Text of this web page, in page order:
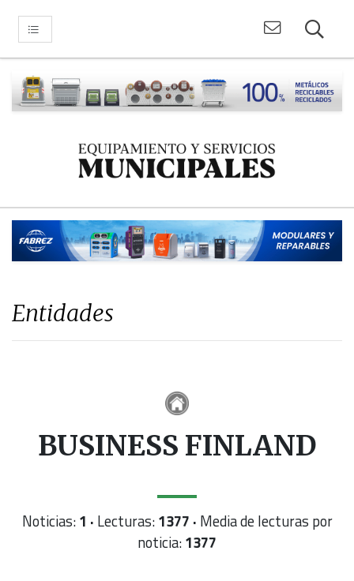
Entidades
BUSINESS FINLAND
Noticias:1 · Lecturas:1377 · Media de lecturas por
noticia:1377